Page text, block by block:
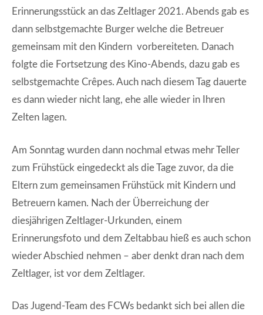
Erinnerungsstück an das Zeltlager 2021. Abends gab es
dann selbstgemachte Burger welche die Betreuer
gemeinsam mit den Kindern vorbereiteten. Danach
folgte die Fortsetzung des Kino-Abends, dazu gab es
selbstgemachte Crêpes. Auch nach diesem Tag dauerte
es dann wieder nicht lang, ehe alle wieder in Ihren
Zelten lagen.
Am Sonntag wurden dann nochmal etwas mehr Teller
zum Frühstück eingedeckt als die Tage zuvor, da die
Eltern zum gemeinsamen Frühstück mit Kindern und
Betreuern kamen. Nach der Überreichung der
diesjährigen Zeltlager-Urkunden, einem
Erinnerungsfoto und dem Zeltabbau hieß es auch schon
wieder Abschied nehmen – aber denkt dran nach dem
Zeltlager, ist vor dem Zeltlager.
Das Jugend-Team des FCWs bedankt sich bei allen die